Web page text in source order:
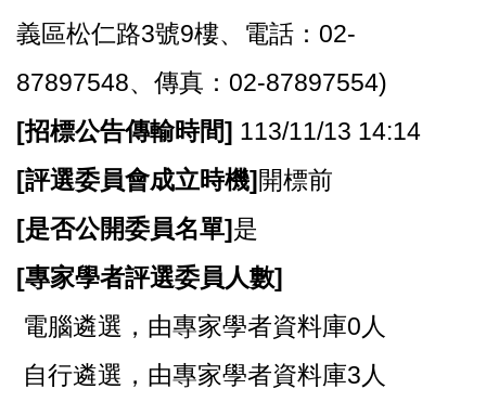
義區松仁路3號9樓、電話：02-
87897548、傳真：02-87897554)
[招標公告傳輸時間] 113/11/13 14:14
[評選委員會成立時機]開標前
[是否公開委員名單]是
[專家學者評選委員人數]
電腦遴選，由專家學者資料庫0人
自行遴選，由專家學者資料庫3人